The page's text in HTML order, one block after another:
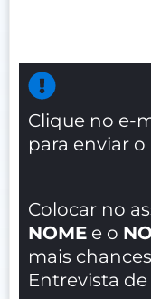
Clique no e-
para enviar o
Colocar no
NOME e o
mais
Entrevista